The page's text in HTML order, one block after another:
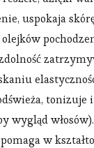
uspokaja
tonizuje
wygląd
w